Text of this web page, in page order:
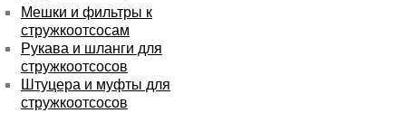
Мешки и фильтры к
стружкоотсосам
Рукава и шланги для
стружкоотсосов
Штуцера и муфты для
стружкоотсосов